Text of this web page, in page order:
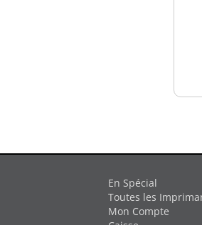
En Spécial
Toutes les
Mon Compte